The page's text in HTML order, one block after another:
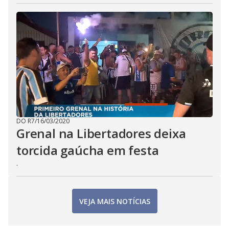
DO R7/16/03/2020
Grenal na Libertadores deixa
torcida gaúcha em festa
.
VEJA MAIS NOTÍCIAS